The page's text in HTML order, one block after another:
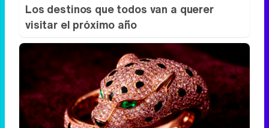
Los destinos que todos van a querer
visitar el próximo año